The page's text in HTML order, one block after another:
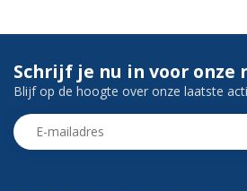
Schrijf je nu in voor onze
Blijf op de hoogte over onze laatste